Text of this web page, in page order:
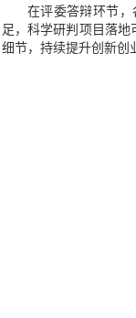
在评委答辩环节
足，科学研判项目落
细节，持续提升创新创